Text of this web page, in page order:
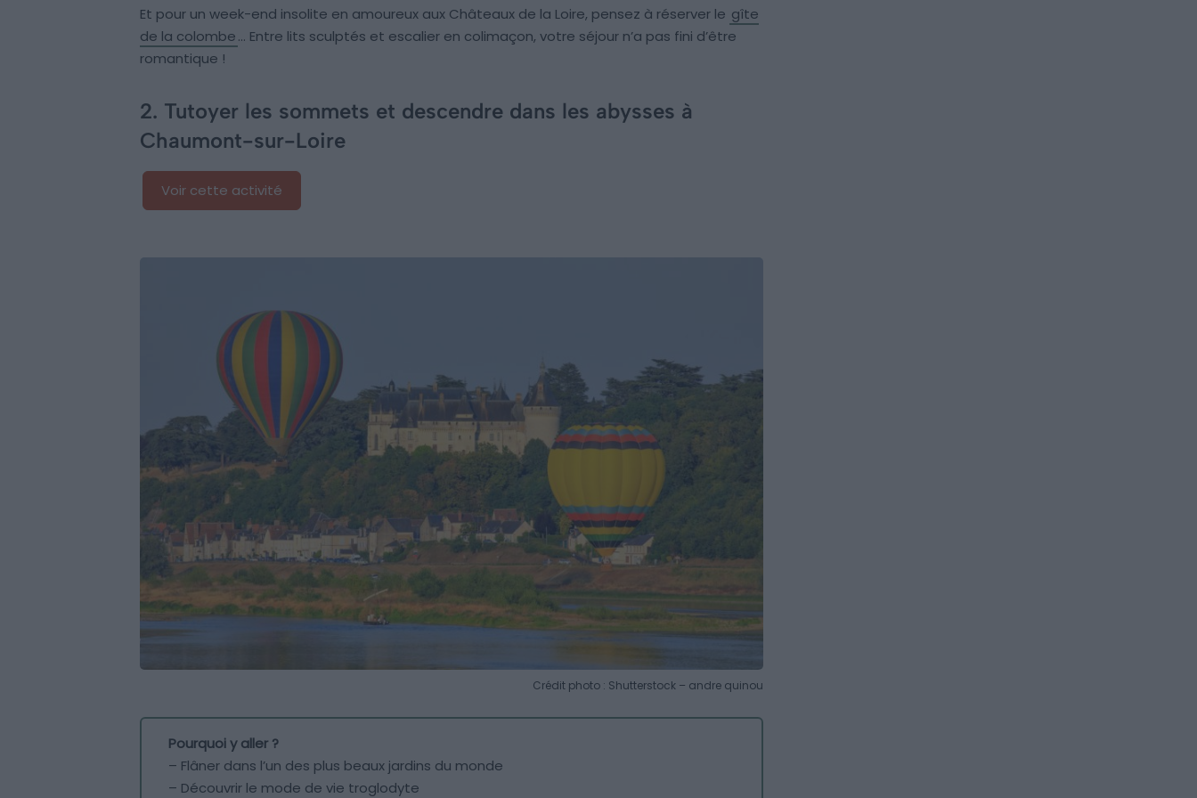
Et pour un week-end insolite en amoureux aux Châteaux de la Loire, pensez à réserver le gîte
de la colombe… Entre lits sculptés et escalier en colimaçon, votre séjour n’a pas fini d’être
romantique !
2. Tutoyer les sommets et descendre dans les abysses à
Chaumont-sur-Loire
Voir cette activité
Crédit photo : Shutterstock – andre quinou
Pourquoi y aller ?
– Flâner dans l’un des plus beaux jardins du monde
– Découvrir le mode de vie troglodyte